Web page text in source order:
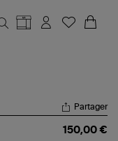
Partager
150,00 €